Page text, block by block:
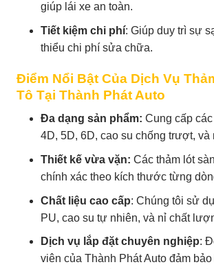
giúp lái xe an toàn.
Tiết kiệm chi phí: Giúp duy trì sự
thiểu chi phí sửa chữa.
Điểm Nổi Bật Của Dịch Vụ
Tô Tại Thành Phát Auto
Đa dạng sản phẩm: Cung cấp
4D, 5D, 6D, cao su chống trượt, và
Thiết kế vừa vặn: Các thảm lót
chính xác theo kích thước từng
Chất liệu cao cấp: Chúng tôi sử
PU, cao su tự nhiên, và nỉ chất
Dịch vụ lắp đặt chuyên nghiệp:
viên của Thành Phát Auto đảm